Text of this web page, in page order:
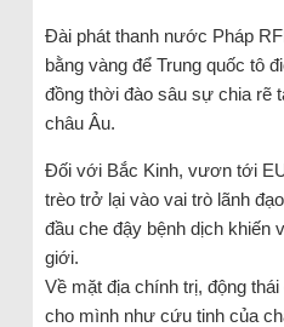
Đài phát thanh nước Pháp
bằng vàng để Trung quốc tô
đồng thời đào sâu sự chia rẽ
châu Âu.
Đối với Bắc Kinh, vươn tới
trèo trở lại vào vai trò lãnh
đầu che đậy bệnh dịch khiến
giới.
Về mặt địa chính trị, động
cho mình như cứu tinh của